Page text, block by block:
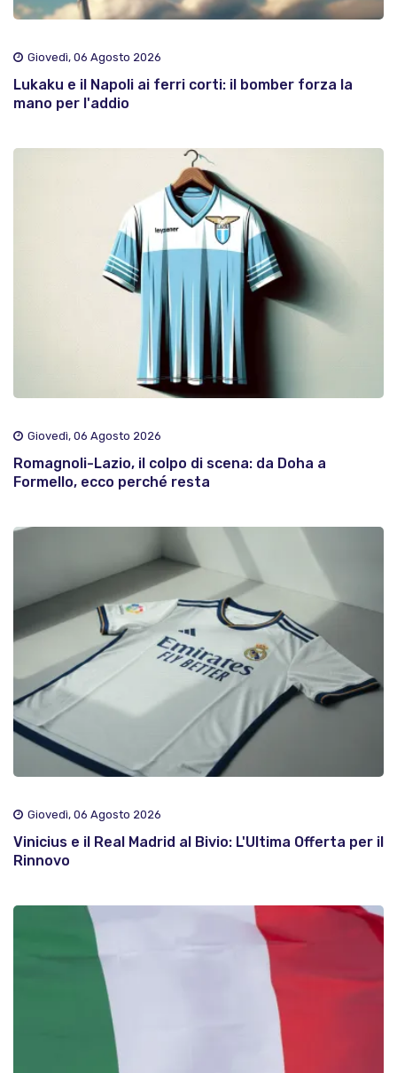
Giovedì, 06 Agosto 2026
Lukaku e il Napoli ai ferri corti: il bomber forza la
mano per l'addio
Giovedì, 06 Agosto 2026
Romagnoli-Lazio, il colpo di scena: da Doha a
Formello, ecco perché resta
Giovedì, 06 Agosto 2026
Vinicius e il Real Madrid al Bivio: L'Ultima Offerta per il
Rinnovo